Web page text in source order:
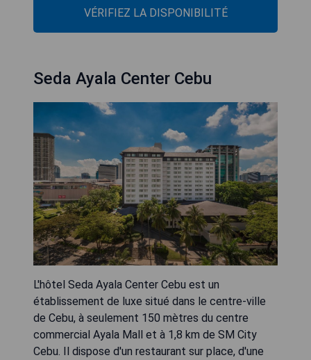
VÉRIFIEZ LA DISPONIBILITÉ
Seda Ayala Center Cebu
L'hôtel Seda Ayala Center Cebu est un
établissement de luxe situé dans le centre-ville
de Cebu, à seulement 150 mètres du centre
commercial Ayala Mall et à 1,8 km de SM City
Cebu. Il dispose d'un restaurant sur place, d'une